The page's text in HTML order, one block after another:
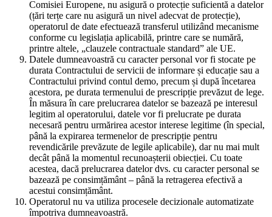
Comisiei Europene, nu asigură o protecție suficientă a datelor
(țări terțe care nu asigură un nivel adecvat de protecție),
operatorul de date efectuează transferul utilizând mecanisme
conforme cu legislația aplicabilă, printre care se numără,
printre altele, „clauzele contractuale standard” ale UE.
Datele dumneavoastră cu caracter personal vor fi stocate pe
durata Contractului de servicii de informare și educație sau a
Contractului privind contul demo, precum și după încetarea
acestora, pe durata termenului de prescripție prevăzut de lege.
În măsura în care prelucrarea datelor se bazează pe interesul
legitim al operatorului, datele vor fi prelucrate pe durata
necesară pentru urmărirea acestor interese legitime (în special,
până la expirarea termenelor de prescripție pentru
revendicările prevăzute de legile aplicabile), dar nu mai mult
decât până la momentul recunoașterii obiecției. Cu toate
acestea, dacă prelucrarea datelor dvs. cu caracter personal se
bazează pe consimțământ – până la retragerea efectivă a
acestui consimțământ.
Operatorul nu va utiliza procesele decizionale automatizate
împotriva dumneavoastră.